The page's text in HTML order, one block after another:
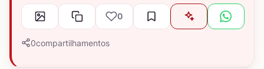
0
0compartilhamentos